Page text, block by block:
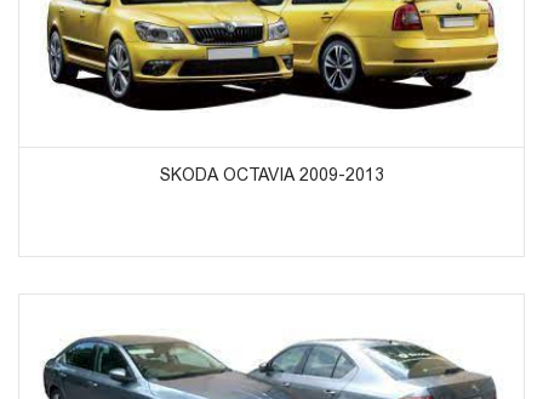
SKODA OCTAVIA 2009-2013